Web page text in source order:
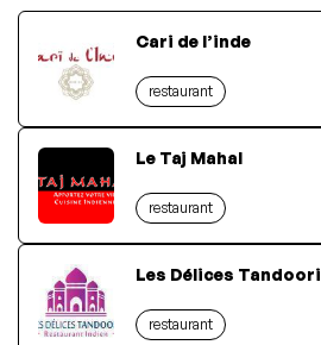
Cari de l’inde
restaurant
Le Taj Mahal
restaurant
Les Délices Tandoori
restaurant